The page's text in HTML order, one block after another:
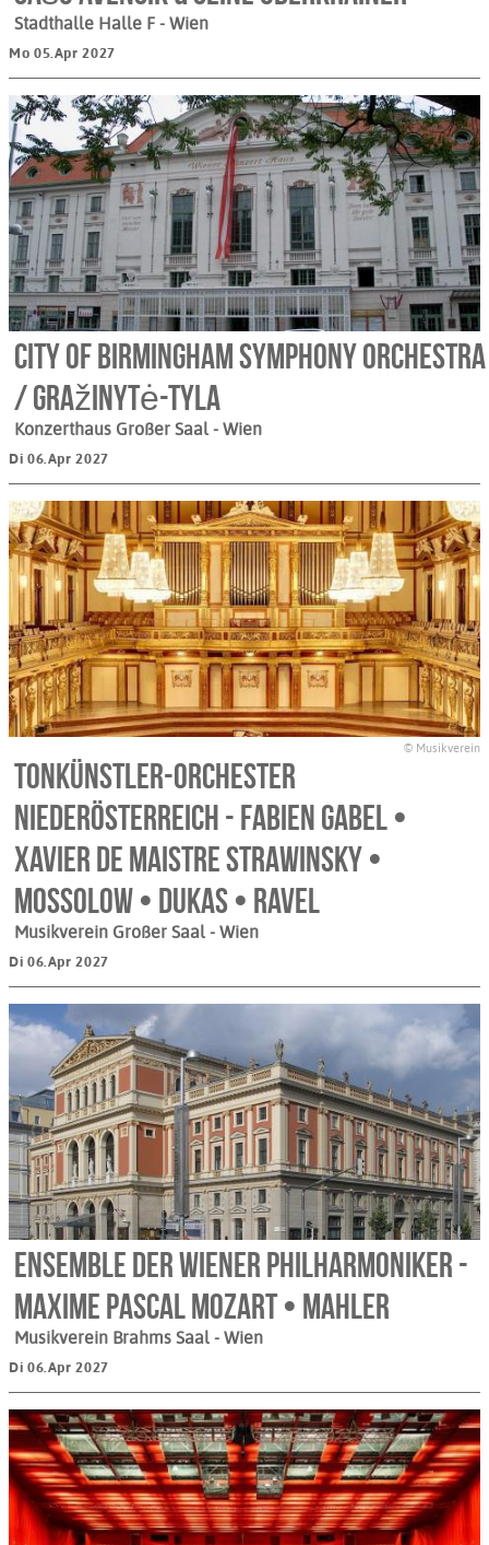
Stadthalle Halle F - Wien
Mo 05.Apr 2027
City of Birmingham Symphony Orchestra
/ Gražinytė-Tyla
Konzerthaus Großer Saal - Wien
Di 06.Apr 2027
© Musikverein
Tonkünstler-Orchester
Niederösterreich - Fabien Gabel •
Xavier de Maistre Strawinsky •
Mossolow • Dukas • Ravel
Musikverein Großer Saal - Wien
Di 06.Apr 2027
Ensemble der Wiener Philharmoniker -
Maxime Pascal Mozart • Mahler
Musikverein Brahms Saal - Wien
Di 06.Apr 2027